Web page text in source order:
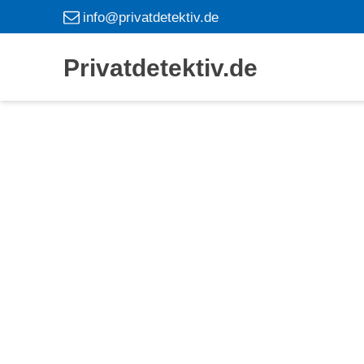
info@privatdetektiv.de
Privatdetektiv.de